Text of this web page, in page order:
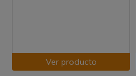
Ver producto